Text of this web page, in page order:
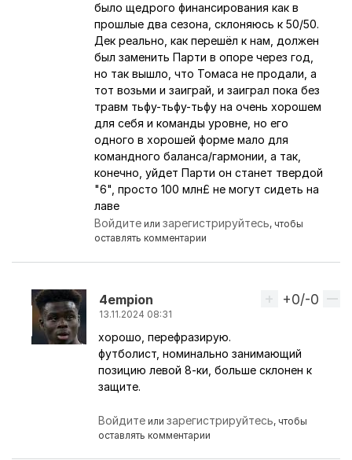
было щедрого финансирования как в
прошлые два сезона, склоняюсь к 50/50.
Дек реально, как перешёл к нам, должен
был заменить Парти в опоре через год,
но так вышло, что Томаса не продали, а
тот возьми и заиграй, и заиграл пока без
травм тьфу-тьфу-тьфу на очень хорошем
для себя и команды уровне, но его
одного в хорошей форме мало для
командного баланса/гармонии, а так,
конечно, уйдет Парти он станет твердой
"6", просто 100 млн£ не могут сидеть на
лаве
Войдите илизарегистрируйтесь, чтобы
оставлять комментарии
4empion
13.11.2024 08:31
Ответ на комментарий пользователя
Вверх
+0/-0
хорошо, перефразирую.
футболист, номинально занимающий
позицию левой 8-ки, больше склонен к
защите.
Войдите илизарегистрируйтесь, чтобы
оставлять комментарии